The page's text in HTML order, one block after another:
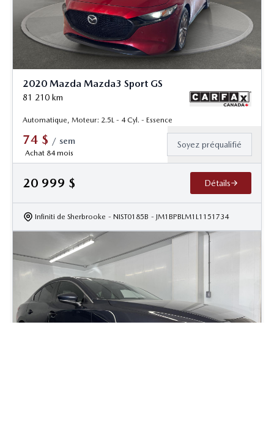
2020 Mazda Mazda3 Sport GS
81 210 km
Automatique, Moteur: 2.5L - 4 Cyl. - Essence
74 $ / sem
Achat 84 mois
Soyez préqualifié
20 999 $ Détails
Infiniti de Sherbrooke - NIST0185B - JM1BPBLM1L1151734